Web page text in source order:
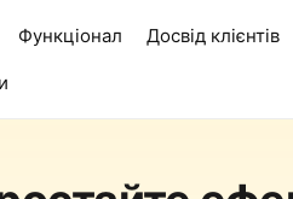
Функціонал Досвід клієнтів